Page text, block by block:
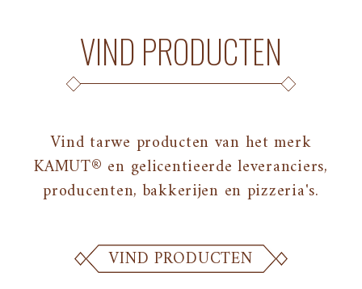
VIND PRODUCTEN
Vind tarwe producten van het merk
KAMUT® en gelicentieerde leveranciers,
producenten, bakkerijen en pizzeria's.
VIND PRODUCTEN